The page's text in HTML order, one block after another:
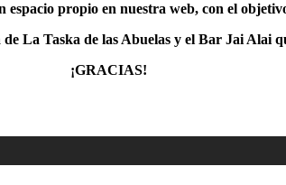
espacio propio en nuestra web, con el
La Taska de las Abuelas y el Bar Jai Alai
¡GRACIAS!